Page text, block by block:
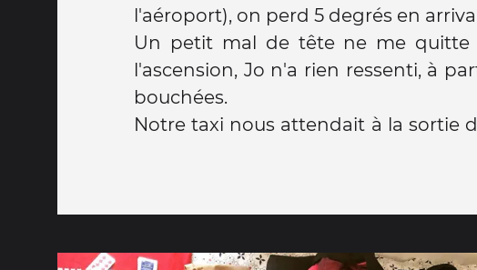
l'aéroport), on perd 5 degrés en
Un petit mal de tête ne me quitte
l'ascension, Jo n'a rien ressenti, à
bouchées.
Notre taxi nous attendait à la sortie